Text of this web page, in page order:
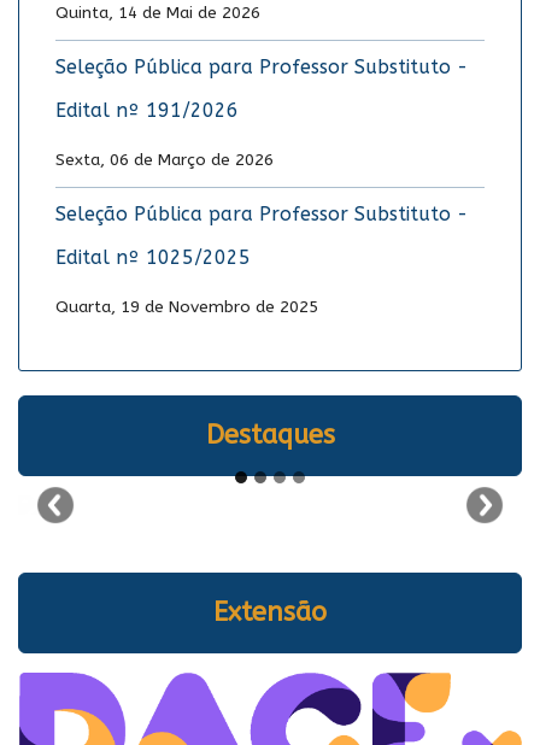
Quinta, 14 de Mai de 2026
Seleção Pública para Professor Substituto -
Edital nº 191/2026
Sexta, 06 de Março de 2026
Seleção Pública para Professor Substituto -
Edital nº 1025/2025
Quarta, 19 de Novembro de 2025
Destaques
Extensão